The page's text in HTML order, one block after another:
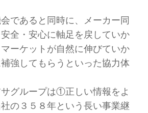
であると同時に、メーカー同
全・安心に軸足を戻していか
ーケットが自然に伸びていか
強してもらうといった協力体
グループは①正しい情報をよ
の３５８年という長い事業継